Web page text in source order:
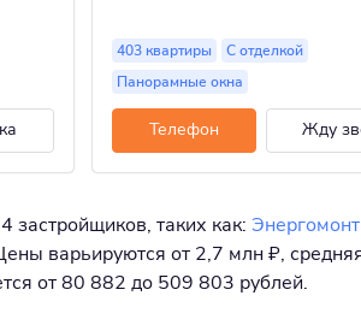
403 квартиры
С отделкой
Панорамные окна
Телефон Жду
застройщиков, таких как:
варьируются от 2,7 млн ₽,
от 80 882 до 509 803 рублей.